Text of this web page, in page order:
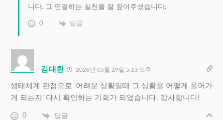
니다. 그 연결하는 실천을 잘 짚어주셨습니다.
0 답글
김대환 2026년 05월 29일 5:13 오후
생태체계 관점으로 ‘어려운 상황일때 그 상황을 어떻게 풀어가
게 되는지’ 다시 확인하는 기회가 되었습니다. 감사합니다!
0 답글